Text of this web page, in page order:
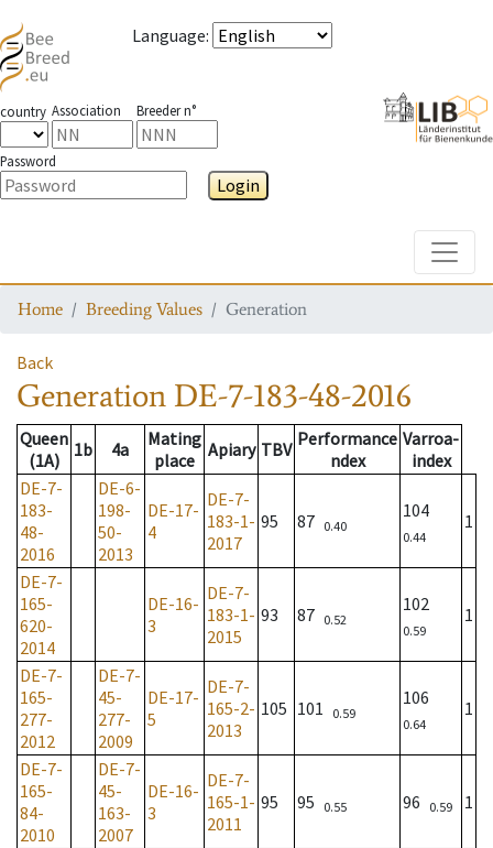
Language:
country Association Breeder n°
Password
Login
Home Breeding Values Generation
Back
Generation DE-7-183-48-2016
Queen
(1A)
1b 4a
Mating
place Apiary TBV Performance
ndex
Varroa-
index
DE-7-
183-
48-
2016
DE-6-
198-
50-
2013
DE-17-
4
DE-7-
183-1-
2017
95 87 0.40
104
0.44
1
DE-7-
165-
620-
2014
DE-16-
3
DE-7-
183-1-
2015
93 87 0.52
102
0.59
1
DE-7-
165-
277-
2012
DE-7-
45-
277-
2009
DE-17-
5
DE-7-
165-2-
2013
105 101 0.59
106
0.64
1
DE-7-
165-
84-
2010
DE-7-
45-
163-
2007
DE-16-
3
DE-7-
165-1-
2011
95 95 0.55 96 0.59 1